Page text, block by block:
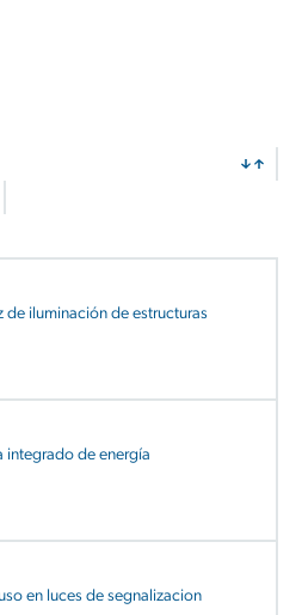
de iluminación de estructuras
integrado de energía
en luces de segnalizacion